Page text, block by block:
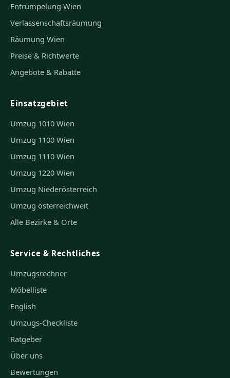
Entrümpelung Wien
Verlassenschaftsräumung
Räumung Wien
Preise & Richtwerte
Angebote & Rabatte
Einsatzgebiet
Umzug 1010 Wien
Umzug 1100 Wien
Umzug 1110 Wien
Umzug 1220 Wien
Umzug Niederösterreich
Umzug österreichweit
Alle Bezirke & Orte
Service & Rechtliches
Umzugsrechner
Möbelliste
English
Umzugs-Checkliste
Ratgeber
Über uns
Bewertungen